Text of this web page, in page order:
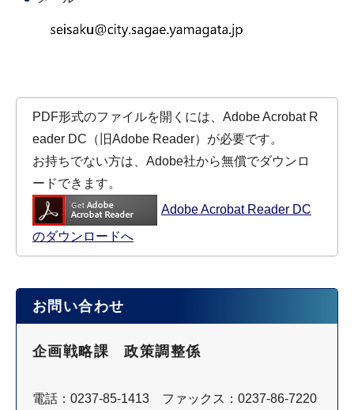
PDF形式のファイルを開くには、Adobe Acrobat R
eader DC（旧Adobe Reader）が必要です。
お持ちでない方は、Adobe社から無償でダウンロ
ードできます。
Adobe Acrobat Reader DC
のダウンロードへ
お問い合わせ
企画戦略課 政策調整係
電話：0237-85-1413 ファックス：0237-86-7220